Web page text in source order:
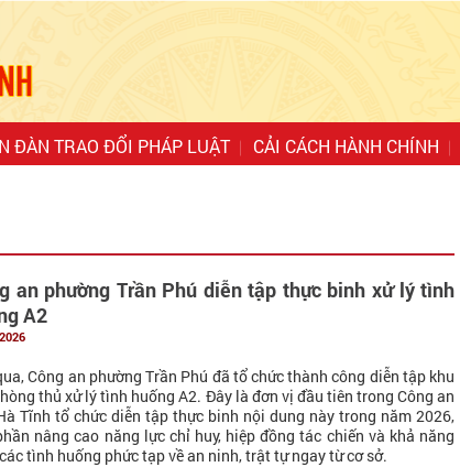
ĐÀN TRAO ĐỔI PHÁP LUẬT CẢI CÁCH HÀNH CHÍNH
an phường Trần Phú diễn tập thực binh xử lý tình
A2
Công an phường Trần Phú đã tổ chức thành công diễn tập khu
thủ xử lý tình huống A2. Đây là đơn vị đầu tiên trong Công an
Tĩnh tổ chức diễn tập thực binh nội dung này trong năm 2026,
nâng cao năng lực chỉ huy, hiệp đồng tác chiến và khả năng
tình huống phức tạp về an ninh, trật tự ngay từ cơ sở.